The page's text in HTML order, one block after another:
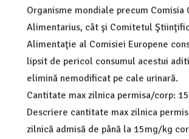
Organisme mondiale precum Comisia
Alimentarius, cât şi Comitetul
Alimentaţie al Comisiei Europene
lipsit de pericol consumul acestui
elimină nemodificat pe cale urinară.
Cantitate max zilnica permisa/corp:
Descriere cantitate max zilnica
zilnică admisă de până la 15mg/kg